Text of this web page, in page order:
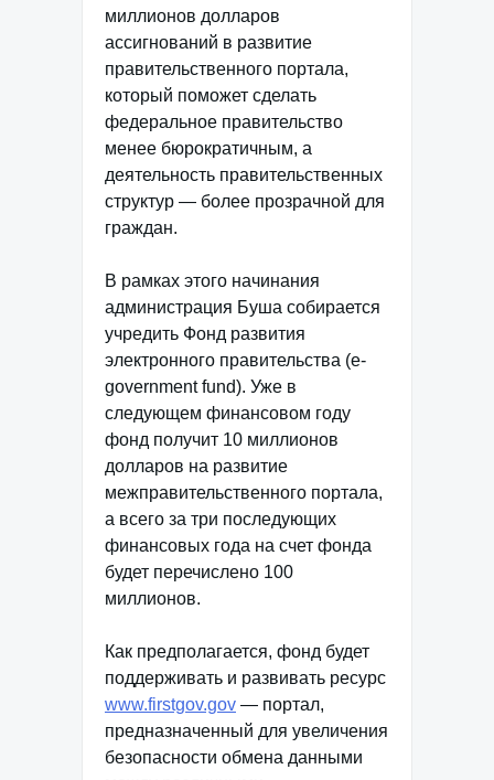
миллионов долларов
ассигнований в развитие
правительственного портала,
который поможет сделать
федеральное правительство
менее бюрократичным, а
деятельность правительственных
структур — более прозрачной для
граждан.
В рамках этого начинания
администрация Буша собирается
учредить Фонд развития
электронного правительства (e-
government fund). Уже в
следующем финансовом году
фонд получит 10 миллионов
долларов на развитие
межправительственного портала,
а всего за три последующих
финансовых года на счет фонда
будет перечислено 100
миллионов.
Как предполагается, фонд будет
поддерживать и развивать ресурс
www.firstgov.gov — портал,
предназначенный для увеличения
безопасности обмена данными